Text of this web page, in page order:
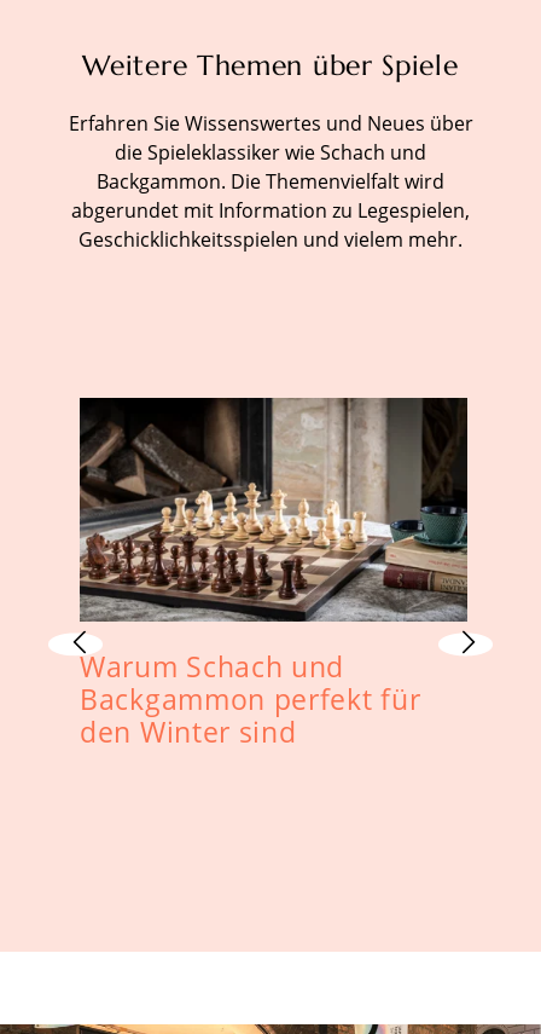
Weitere Themen über Spiele
Erfahren Sie Wissenswertes und Neues über
die Spieleklassiker wie Schach und
Backgammon. Die Themenvielfalt wird
abgerundet mit Information zu Legespielen,
Geschicklichkeitsspielen und vielem mehr.
Warum Schach und
Backgammon perfekt für
den Winter sind